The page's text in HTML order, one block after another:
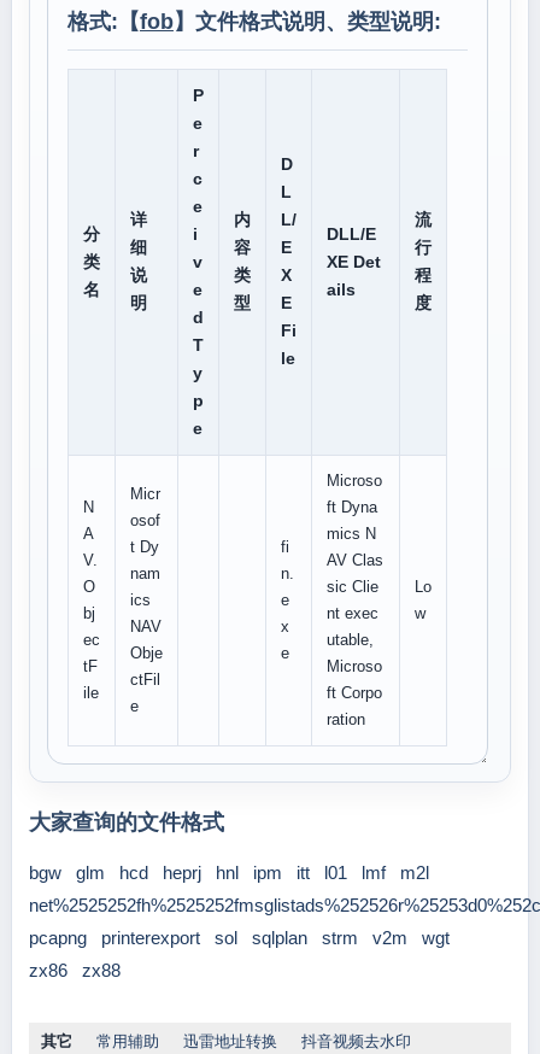
格式:【fob】文件格式说明、类型说明:
分
类
名
详
细
说
明
P
e
r
c
e
i
v
e
d
T
y
p
e
内
容
类
型
D
L
L/
E
X
E
Fi
le
DLL/E
XE Det
ails
流
行
程
度
N
A
V.
O
bj
ec
tF
ile
Micr
osof
t Dy
nam
ics
NAV
Obje
ctFil
e
fi
n.
e
x
e
Microso
ft Dyna
mics N
AV Clas
sic Clie
nt exec
utable,
Microso
ft Corpo
ration
Lo
w
大家查询的文件格式
bgw glm hcd heprj hnl ipm itt l01 lmf
m2l
pcapng
printerexport sol sqlplan strm v2m
wgt
zx86
zx88
其它 常用辅助 迅雷地址转换 抖音视频去水印